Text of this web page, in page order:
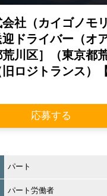
社（カイゴノモ
ドライバー（オ
川区］（東京都
旧ロジトランス）
応募する
パート
パート労働者